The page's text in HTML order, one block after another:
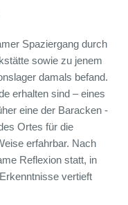
Spaziergang durch
sowie zu jenem
damals befand.
erhalten sind – eines
eine der Baracken -
Ortes für die
erfahrbar. Nach
Reflexion statt, in
vertieft